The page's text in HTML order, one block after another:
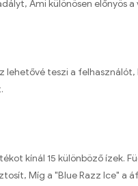
Ami különösen előnyös
teszi a
kínál 15 különböző ízek.
Míg a "Blue Razz Ice"